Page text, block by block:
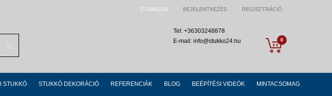
STUKKO24 BEJELENTKEZÉS REGISZTRÁCIÓ
My Cart
0
Tel: +36303248878
E-mail: info@stukko24.hu
STUKKÓ STUKKÓ DEKORÁCIÓ REFERENCIÁK BLOG BEÉPÍTÉSI VIDEÓK MINTACSOMAG